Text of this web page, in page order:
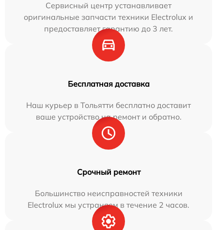
Сервисный центр устанавливает
оригинальные запчасти техники Electrolux и
предоставляет гарантию до 3 лет.
Бесплатная доставка
Наш курьер в Тольятти бесплатно доставит
ваше устройство на ремонт и обратно.
Срочный ремонт
Большинство неисправностей техники
Electrolux мы устраняем в течение 2 часов.